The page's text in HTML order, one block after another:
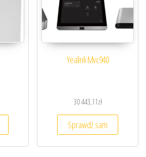
Yealink Mvc940
30 443,11zł
Sprawdź sam